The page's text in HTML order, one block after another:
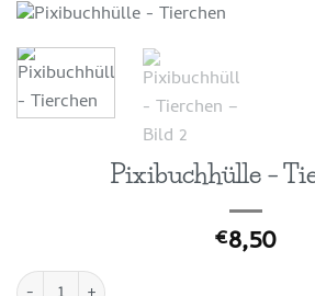
Pixibuchhülle –
€8,50
Pixibuchhülle - Tierchen Menge